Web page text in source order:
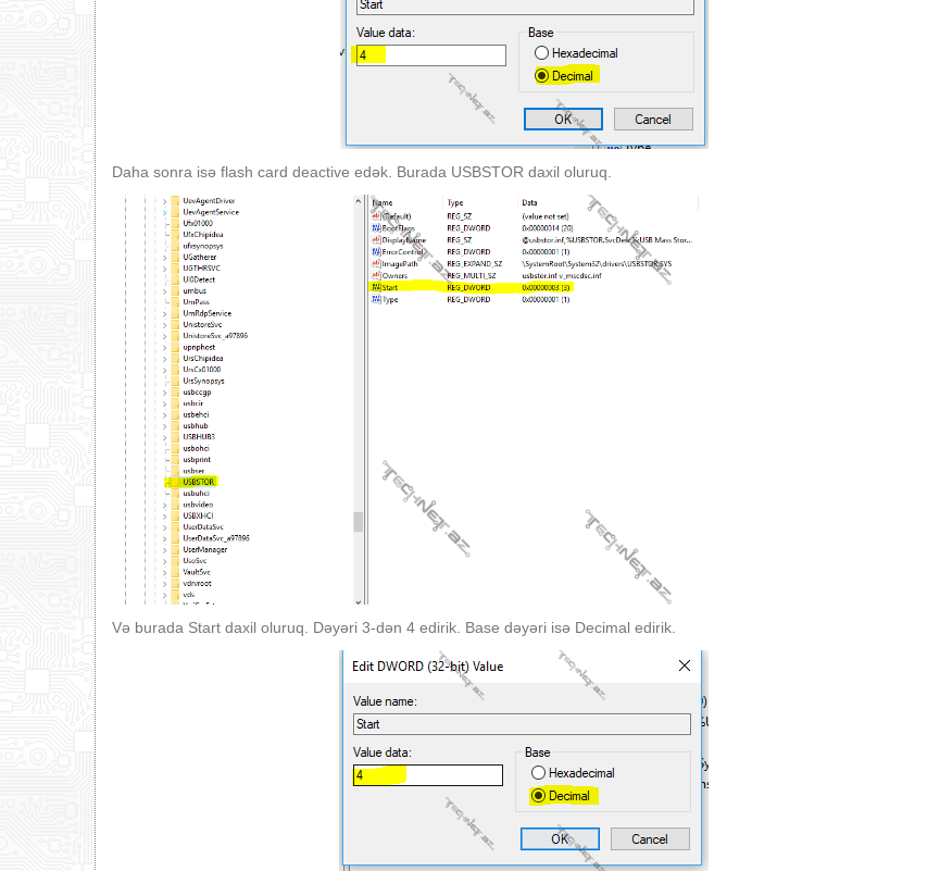
Daha sonra isə flash card deactive edək. Burada USBSTOR daxil oluruq.
Və burada Start daxil oluruq. Dəyəri 3-dən 4 edirik. Base dəyəri isə Decimal edirik.